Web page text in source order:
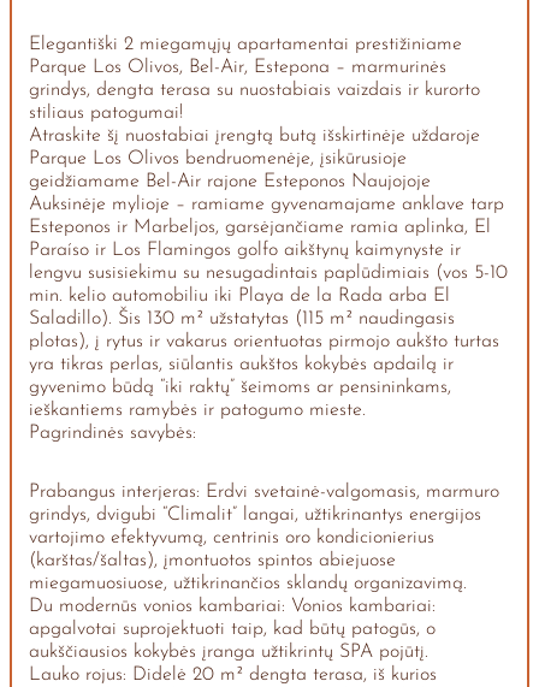
Elegantiški 2 miegamųjų apartamentai prestižiniame
Parque Los Olivos, Bel-Air, Estepona – marmurinės
grindys, dengta terasa su nuostabiais vaizdais ir kurorto
stiliaus patogumai!
Atraskite šį nuostabiai įrengtą butą išskirtinėje uždaroje
Parque Los Olivos bendruomenėje, įsikūrusioje
geidžiamame Bel-Air rajone Esteponos Naujojoje
Auksinėje mylioje – ramiame gyvenamajame anklave tarp
Esteponos ir Marbeljos, garsėjančiame ramia aplinka, El
Paraíso ir Los Flamingos golfo aikštynų kaimynyste ir
lengvu susisiekimu su nesugadintais paplūdimiais (vos 5-10
min. kelio automobiliu iki Playa de la Rada arba El
Saladillo). Šis 130 m² užstatytas (115 m² naudingasis
plotas), į rytus ir vakarus orientuotas pirmojo aukšto turtas
yra tikras perlas, siūlantis aukštos kokybės apdailą ir
gyvenimo būdą “iki raktų” šeimoms ar pensininkams,
ieškantiems ramybės ir patogumo mieste.
Pagrindinės savybės:
Prabangus interjeras: Erdvi svetainė-valgomasis, marmuro
grindys, dvigubi “Climalit” langai, užtikrinantys energijos
vartojimo efektyvumą, centrinis oro kondicionierius
(karštas/šaltas), įmontuotos spintos abiejuose
miegamuosiuose, užtikrinančios sklandų organizavimą.
Du modernūs vonios kambariai: Vonios kambariai:
apgalvotai suprojektuoti taip, kad būtų patogūs, o
aukščiausios kokybės įranga užtikrintų SPA pojūtį.
Lauko rojus: Didelė 20 m² dengta terasa, iš kurios